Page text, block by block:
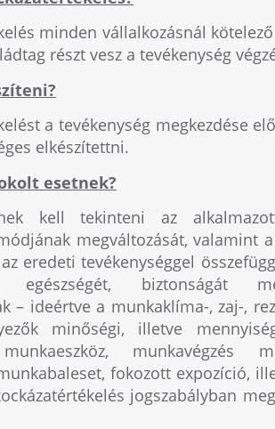
minden vállalkozásnál
részt vesz a tevékenység
a tevékenység megkezdése
elkészítettni.
esetnek?
kell tekinteni az
megváltozását, valamint
eredeti tevékenységgel
egészségét, biztonságát
– ideértve a munkaklíma-, zaj-,
minőségi, illetve
munkavégzés
fokozott expozíció,
jogszabályban